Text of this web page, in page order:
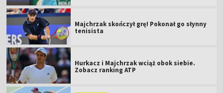
Majchrzak skończył grę! Pokonał go słynny
tenisista
Hurkacz i Majchrzak wciąż obok siebie.
Zobacz ranking ATP